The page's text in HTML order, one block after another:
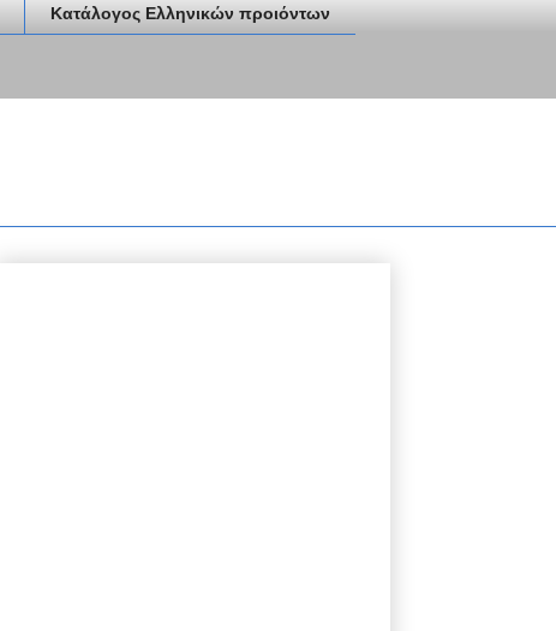
Κατάλογος Ελληνικών προιόντων